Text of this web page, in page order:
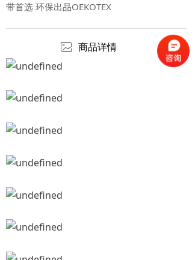
带首选 环保出品OEKOTEX
商品详情
ꂈ